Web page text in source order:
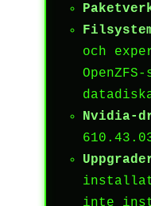
och
Nvidia-
inte